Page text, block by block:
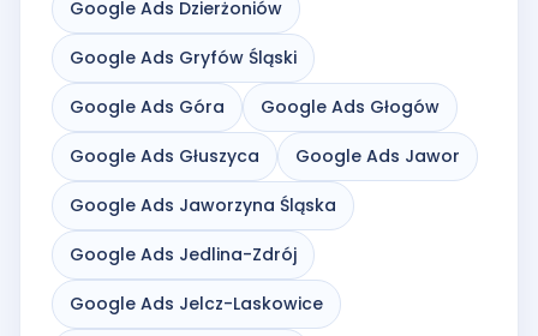
Google Ads Dzierżoniów
Google Ads Gryfów Śląski
Google Ads Góra Google Ads Głogów
Google Ads Głuszyca Google Ads Jawor
Google Ads Jaworzyna Śląska
Google Ads Jedlina-Zdrój
Google Ads Jelcz-Laskowice